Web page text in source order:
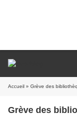
Accueil » Grève des bibliothèques
Grève des